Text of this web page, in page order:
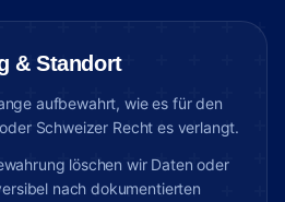
& Standort
aufbewahrt, wie es für den
Schweizer Recht es verlangt.
löschen wir Daten oder
nach dokumentierten